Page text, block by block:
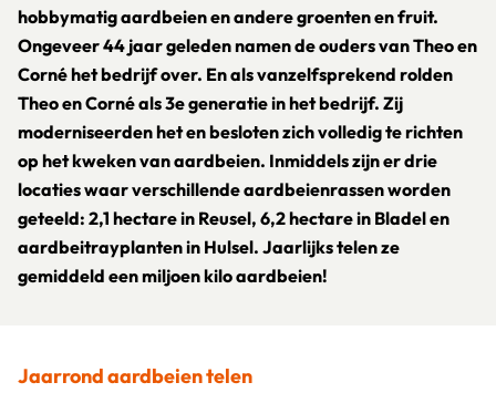
hobbymatig aardbeien en andere groenten en fruit.
Ongeveer 44 jaar geleden namen de ouders van Theo en
Corné het bedrijf over. En als vanzelfsprekend rolden
Theo en Corné als 3e generatie in het bedrijf. Zij
moderniseerden het en besloten zich volledig te richten
op het kweken van aardbeien. Inmiddels zijn er drie
locaties waar verschillende aardbeienrassen worden
geteeld: 2,1 hectare in Reusel, 6,2 hectare in Bladel en
aardbeitrayplanten in Hulsel. Jaarlijks telen ze
gemiddeld een miljoen kilo aardbeien!
Jaarrond aardbeien telen